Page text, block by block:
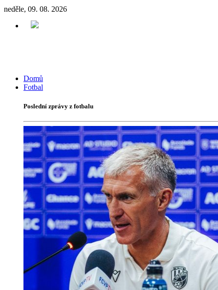
neděle, 09. 08. 2026
Domů
Fotbal
Poslední zprávy z fotbalu